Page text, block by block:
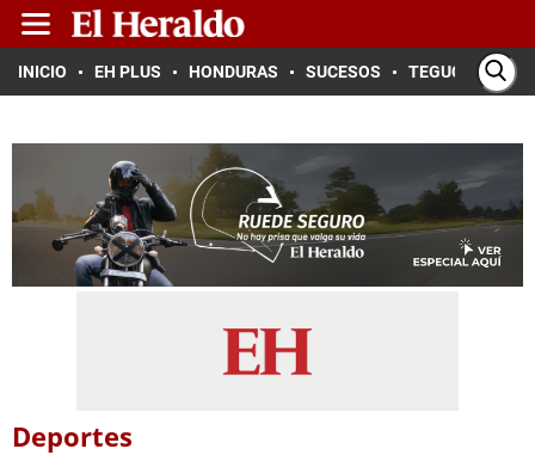
INICIO EH PLUS HONDURAS SUCESOS TEGUCIGALPA
Deportes